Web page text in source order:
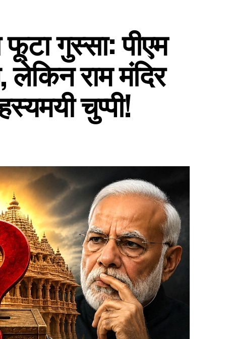
गुस्सा: पीएम
लेकिन राम मंदिर
चुप्पी!